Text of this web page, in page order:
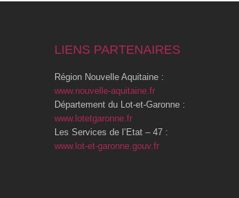
LIENS PARTENAIRES
Région Nouvelle Aquitaine :
www.nouvelle-aquitaine.fr
Département du Lot-et-Garonne :
www.lotetgaronne.fr
Les Services de l’Etat – 47 :
www.lot-et-garonne.gouv.fr